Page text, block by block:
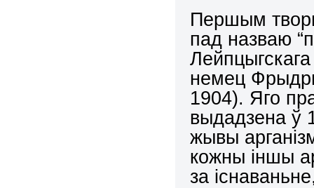
Першым
пад назваю
Лейпцыгскага
немец
1904). Яго
выдадзена ў
жывы
кожны іншы
за